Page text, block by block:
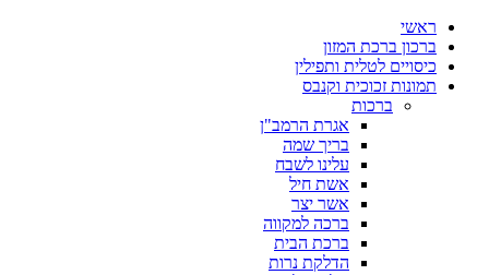
ראשי
ברכון ברכת המזון
כיסויים לטלית ותפילין
תמונות זכוכית וקנבס
ברכות
אגרת הרמב"ן
בריך שמה
עלינו לשבח
אשת חיל
אשר יצר
ברכה למקווה
ברכת הבית
הדלקת נרות